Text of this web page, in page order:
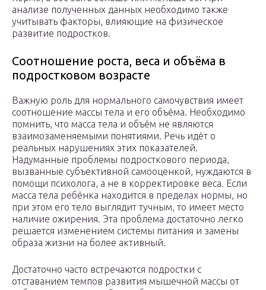
анализе полученных данных необходимо также
учитывать факторы, влияющие на физическое
развитие подростков.
​Соотношение роста, веса и объёма в
подростковом возрасте
Важную роль для нормального самочувствия имеет
соотношение массы тела и его объёма. Необходимо
помнить, что масса тела и объём не являются
взаимозаменяемыми понятиями. Речь идёт о
реальных нарушениях этих показателей.
Надуманные проблемы подросткового периода,
вызванные субъективной самооценкой, нуждаются в
помощи психолога, а не в корректировке веса. Если
масса тела ребёнка находится в пределах нормы, но
при этом его тело выглядит тучным, то имеет место
наличие ожирения. Эта проблема достаточно легко
решается изменением системы питания и замены
образа жизни на более активный.
Достаточно часто встречаются подростки с
отставанием темпов развития мышечной массы от